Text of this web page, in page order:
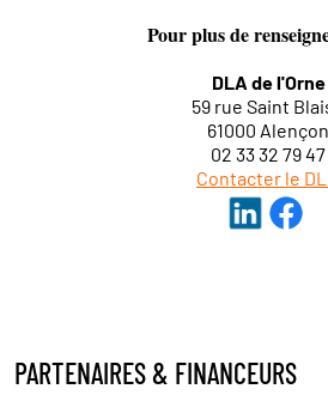
Pour plus de
DLA de l'Orne
59 rue Saint
61000 Alençon
02 33 32 79 47
Contacter le
PARTENAIRES & FINANCEURS